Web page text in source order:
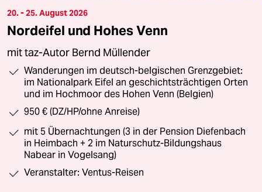
20. - 25. August 2026
Nordeifel und Hohes Venn
mit taz-Autor Bernd Müllender
Wanderungen im deutsch-belgischen Grenzgebiet:
im Nationalpark Eifel an geschichtsträchtigen Orten
und im Hochmoor des Hohen Venn (Belgien)
950 € (DZ/HP/ohne Anreise)
mit 5 Übernachtungen (3 in der Pension Diefenbach
in Heimbach + 2 im Naturschutz-Bildungshaus
Nabear in Vogelsang)
Veranstalter: Ventus-Reisen